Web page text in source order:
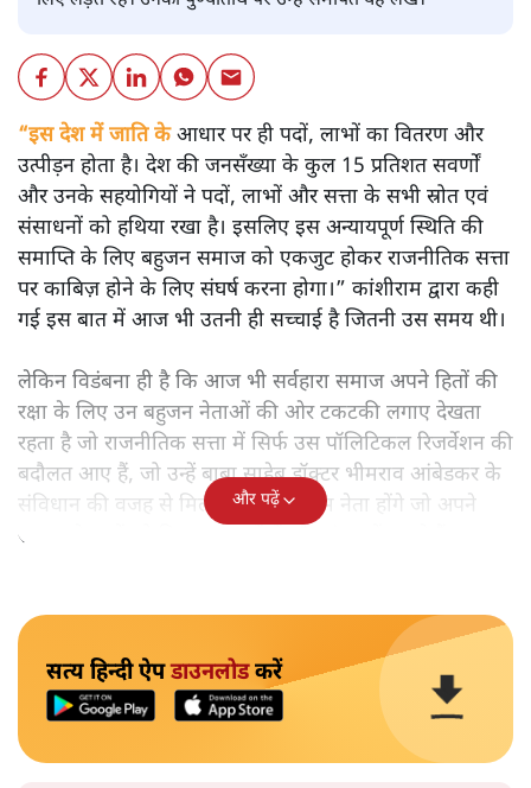
“इस देश में जाति केआधार पर ही पदों, लाभों का वितरण और
उत्पीड़न होता है। देश की जनसँख्या के कुल 15 प्रतिशत सवर्णों
और उनके सहयोगियों ने पदों, लाभों और सत्ता के सभी स्रोत एवं
संसाधनों को हथिया रखा है। इसलिए इस अन्यायपूर्ण स्थिति की
समाप्ति के लिए बहुजन समाज को एकजुट होकर राजनीतिक सत्ता
पर काबिज़ होने के लिए संघर्ष करना होगा।” कांशीराम द्वारा कही
गई इस बात में आज भी उतनी ही सच्चाई है जितनी उस समय थी।
लेकिन विडंबना ही है कि आज भी सर्वहारा समाज अपने हितों की
रक्षा के लिए उन बहुजन नेताओं की ओर टकटकी लगाए देखता
रहता है जो राजनीतिक सत्ता में सिर्फ उस पॉलिटिकल रिजर्वेशन की
बदौलत आए हैं, जो उन्हें बाबा साहेब डॉक्टर भीमराव आंबेडकर के
संविधान की वजह से मिला। ऐसे बहुत कम नेता होंगे जो अपने
समाज के मुद्दों को विधानसभाओं में और संसद में उठाते हैं।
और पढ़ें
सत्य हिन्दी ऐपडाउनलोडकरें